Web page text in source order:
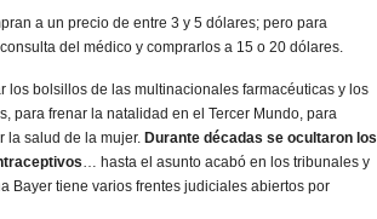
a un precio de entre 3 y 5 dólares; pero para
del médico y comprarlos a 15 o 20 dólares.
los bolsillos de las multinacionales farmacéuticas y los
para frenar la natalidad en el Tercer Mundo, para
la salud de la mujer. Durante décadas se ocultaron los
… hasta el asunto acabó en los tribunales y
Bayer tiene varios frentes judiciales abiertos por